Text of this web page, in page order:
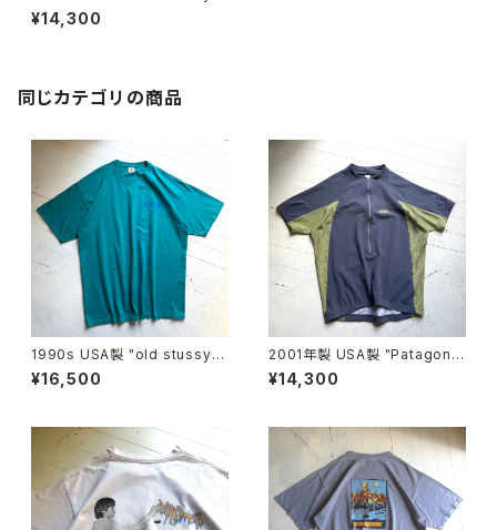
S/S T-shirt
¥14,300
同じカテゴリの商品
1990s USA製 "old stussy"
S/S T-shirt
¥16,500
2001年製 USA製 "Patagoni
a" TERRA JERSEY
¥14,300